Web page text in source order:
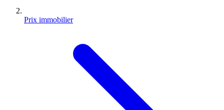
Prix immobilier